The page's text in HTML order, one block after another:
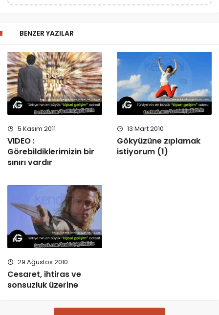
BENZER YAZILAR
5 Kasım 2011
VIDEO :
Görebildiklerimizin bir
sınırı vardır
13 Mart 2010
Gökyüzüne zıplamak
istiyorum (1)
29 Ağustos 2010
Cesaret, ihtiras ve
sonsuzluk üzerine